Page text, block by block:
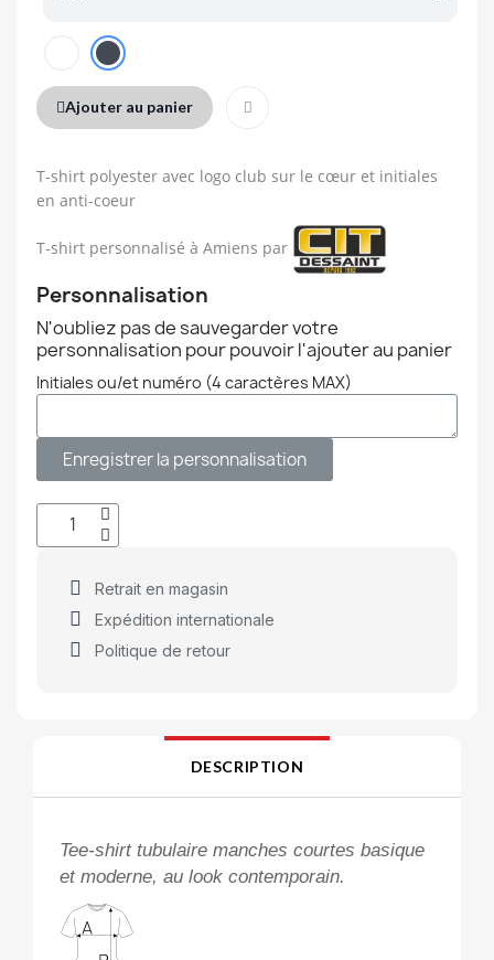
T-shirt polyester avec logo club sur le cœur et initiales
en anti-coeur
T-shirt personnalisé à Amiens par
Personnalisation
N'oubliez pas de sauvegarder votre
personnalisation pour pouvoir l'ajouter au panier
Initiales ou/et numéro (4 caractères MAX)
Enregistrer la personnalisation
Ajouter au panier
Retrait en magasin
Expédition internationale
Politique de retour
DESCRIPTION
Tee-shirt tubulaire manches courtes basique
et moderne, au look contemporain.